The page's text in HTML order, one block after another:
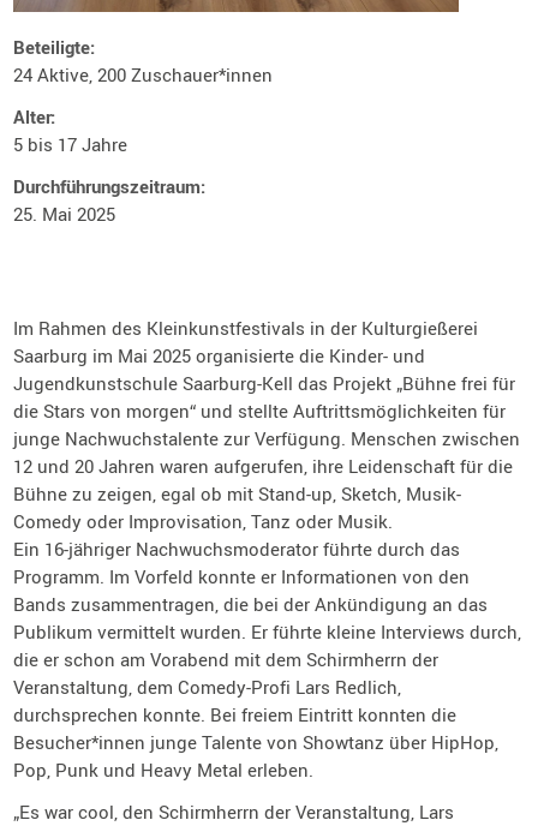
Beteiligte:
24 Aktive, 200 Zuschauer*innen
Alter:
5 bis 17 Jahre
Durchführungszeitraum:
25. Mai 2025
Im Rahmen des Kleinkunstfestivals in der Kulturgießerei
Saarburg im Mai 2025 organisierte die Kinder- und
Jugendkunstschule Saarburg-Kell das Projekt „Bühne frei für
die Stars von morgen“ und stellte Auftrittsmöglichkeiten für
junge Nachwuchstalente zur Verfügung. Menschen zwischen
12 und 20 Jahren waren aufgerufen, ihre Leidenschaft für die
Bühne zu zeigen, egal ob mit Stand-up, Sketch, Musik-
Comedy oder Improvisation, Tanz oder Musik.
Ein 16-jähriger Nachwuchsmoderator führte durch das
Programm. Im Vorfeld konnte er Informationen von den
Bands zusammentragen, die bei der Ankündigung an das
Publikum vermittelt wurden. Er führte kleine Interviews durch,
die er schon am Vorabend mit dem Schirmherrn der
Veranstaltung, dem Comedy-Profi Lars Redlich,
durchsprechen konnte. Bei freiem Eintritt konnten die
Besucher*innen junge Talente von Showtanz über HipHop,
Pop, Punk und Heavy Metal erleben.
„Es war cool, den Schirmherrn der Veranstaltung, Lars